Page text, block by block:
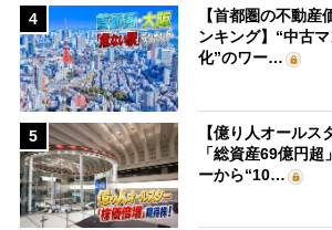
4
【首都圏の不動産
ンキング】“中古
化”のワー…
5
【億り人オールス
「総資産69億円
ーから“10…